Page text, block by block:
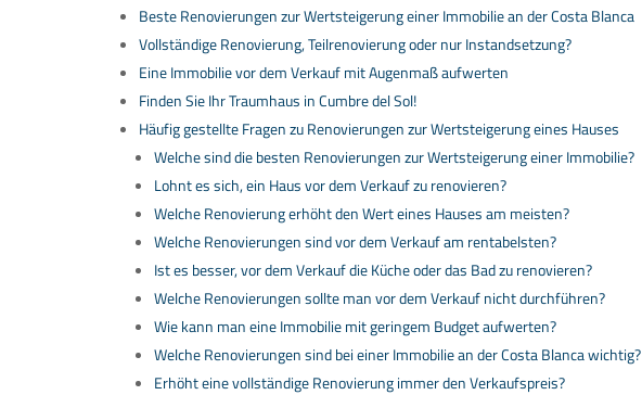
Beste Renovierungen zur Wertsteigerung einer Immobilie an der Costa Blanca
Vollständige Renovierung, Teilrenovierung oder nur Instandsetzung?
Eine Immobilie vor dem Verkauf mit Augenmaß aufwerten
Finden Sie Ihr Traumhaus in Cumbre del Sol!
Häufig gestellte Fragen zu Renovierungen zur Wertsteigerung eines Hauses
Welche sind die besten Renovierungen zur Wertsteigerung einer Immobilie?
Lohnt es sich, ein Haus vor dem Verkauf zu renovieren?
Welche Renovierung erhöht den Wert eines Hauses am meisten?
Welche Renovierungen sind vor dem Verkauf am rentabelsten?
Ist es besser, vor dem Verkauf die Küche oder das Bad zu renovieren?
Welche Renovierungen sollte man vor dem Verkauf nicht durchführen?
Wie kann man eine Immobilie mit geringem Budget aufwerten?
Welche Renovierungen sind bei einer Immobilie an der Costa Blanca wichtig?
Erhöht eine vollständige Renovierung immer den Verkaufspreis?